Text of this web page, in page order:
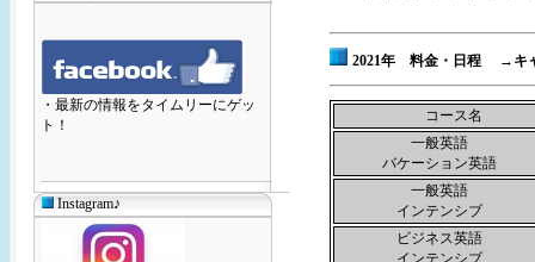
・最新の情報をタイムリーにゲッ
ト！
Instagram♪
2021年 料金・日程 →キ
コース名
一般英語
バケーション英語
一般英語
インテンシブ
ビジネス英語
インテンシブ